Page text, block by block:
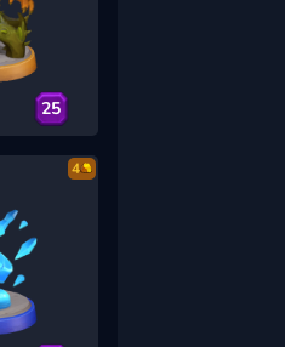
25
4